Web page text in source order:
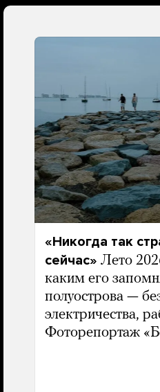
«Никогда так
сейчас» Лето
каким его
полуострова —
электричества,
Фоторепортаж